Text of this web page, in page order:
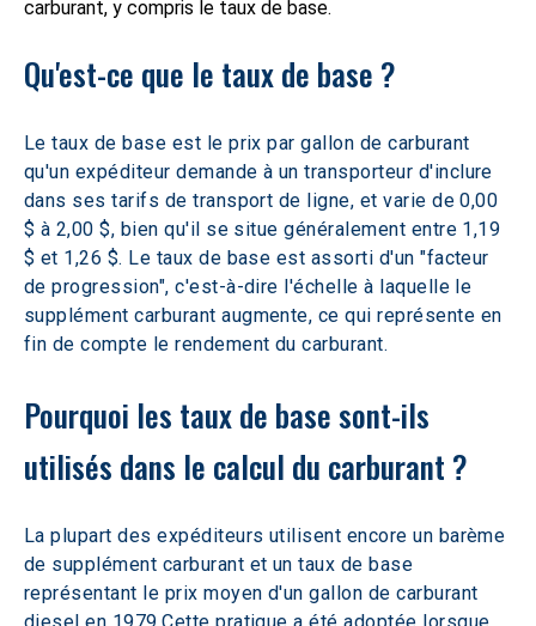
carburant, y compris le taux de base.
Qu'est-ce que le taux de base ?
Le taux de base est le prix par gallon de carburant
qu'un expéditeur demande à un transporteur d'inclure
dans ses tarifs de transport de ligne, et varie de 0,00
$ à 2,00 $, bien qu'il se situe généralement entre 1,19
$ et 1,26 $. Le taux de base est assorti d'un "facteur
de progression", c'est-à-dire l'échelle à laquelle le
supplément carburant augmente, ce qui représente en
fin de compte le rendement du carburant.
Pourquoi les taux de base sont-ils
utilisés dans le calcul du carburant ?
La plupart des expéditeurs utilisent encore un barème
de supplément carburant et un taux de base
représentant le prix moyen d'un gallon de carburant